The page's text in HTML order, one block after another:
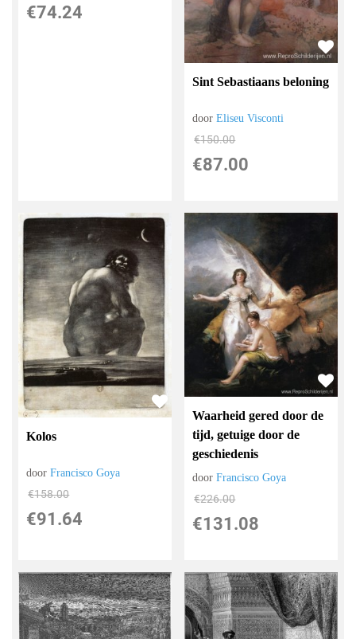
€74.24
Sint Sebastiaans beloning
doorEliseu Visconti
€150.00
€87.00
Kolos
doorFrancisco Goya
€158.00
€91.64
Waarheid gered door de
tijd, getuige door de
geschiedenis
doorFrancisco Goya
€226.00
€131.08